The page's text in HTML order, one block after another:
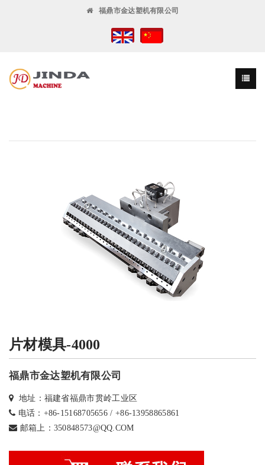
福鼎市金达塑机有限公司
片材模具-4000
福鼎市金达塑机有限公司
地址：福建省福鼎市贯岭工业区
电话：+86-15168705656 / +86-13958865861
邮箱上：350848573@QQ.COM